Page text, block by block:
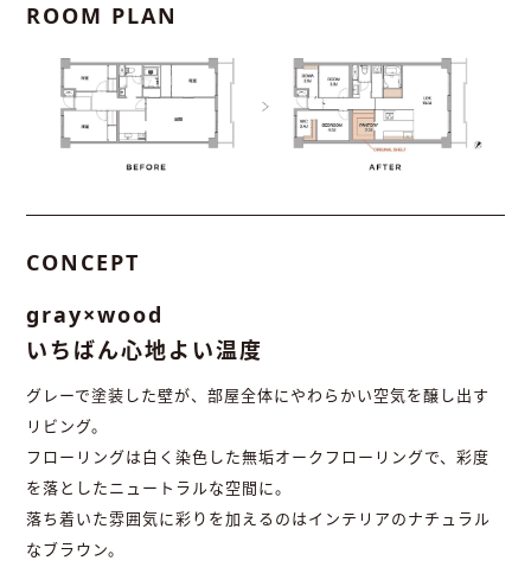
ROOM PLAN
CONCEPT
gray×wood
いちばん心地よい温度
グレーで塗装した壁が、部屋全体にやわらかい空気を醸し出す
リビング。
フローリングは白く染色した無垢オークフローリングで、彩度
を落としたニュートラルな空間に。
落ち着いた雰囲気に彩りを加えるのはインテリアのナチュラル
なブラウン。